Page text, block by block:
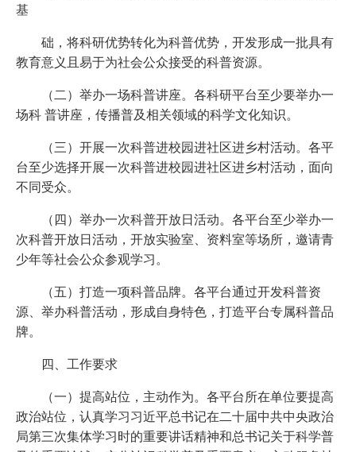
基
础，将科研优势转化为科普优势，开发形成一批具有
教育意义且易于为社会公众接受的科普资源。
（二）举办一场科普讲座。各科研平台至少要举办一
场科 普讲座，传播普及相关领域的科学文化知识。
（三）开展一次科普进校园进社区进乡村活动。各平
台至少选择开展一次科普进校园进社区进乡村活动，面向
不同受众。
（四）举办一次科普开放日活动。各平台至少举办一
次科普开放日活动，开放实验室、资料室等场所，邀请青
少年等社会公众参观学习。
（五）打造一项科普品牌。各平台通过开发科普资
源、举办科普活动，形成自身特色，打造平台专属科普品
牌。
四、工作要求
（一）提高站位，主动作为。各平台所在单位要提高
政治站位，认真学习习近平总书记在二十届中共中央政治
局第三次集体学习时的重要讲话精神和总书记关于科学普